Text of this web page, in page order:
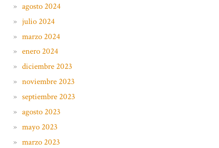
agosto 2024
julio 2024
marzo 2024
enero 2024
diciembre 2023
noviembre 2023
septiembre 2023
agosto 2023
mayo 2023
marzo 2023